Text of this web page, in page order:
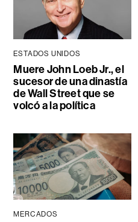
ESTADOS UNIDOS
Muere John Loeb Jr., el
sucesor de una dinastía
de Wall Street que se
volcó a la política
MERCADOS